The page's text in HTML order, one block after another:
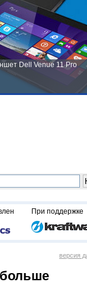
Dell Venue 11 Pro
При поддержке
версия